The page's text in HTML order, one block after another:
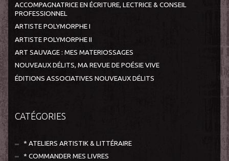
ACCOMPAGNATRICE EN ÉCRITURE, LECTRICE & CONSEIL
PROFESSIONNEL
ARTISTE POLYMORPHE I
ARTISTE POLYMORPHE II
ART SAUVAGE : MES MATERIOSSAGES
NOUVEAUX DÉLITS, MA REVUE DE POÉSIE VIVE
ÉDITIONS ASSOCIATIVES NOUVEAUX DÉLITS
CATÉGORIES
* ATELIERS ARTISTIK & LITTÉRAIRE
* COMMANDER MES LIVRES